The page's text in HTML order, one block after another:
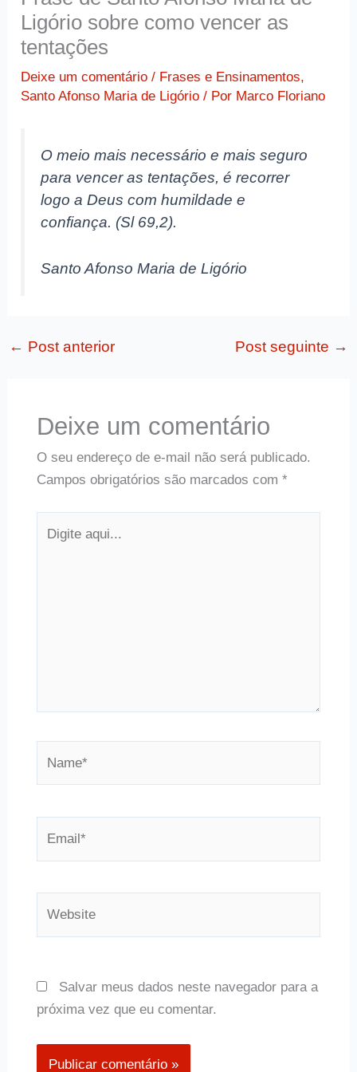
Ligório sobre como vencer as
tentações
Deixe um comentário / Frases e Ensinamentos,
Santo Afonso Maria de Ligório / Por Marco Floriano
O meio mais necessário e mais seguro
para vencer as tentações, é recorrer
logo a Deus com humildade e
confiança. (Sl 69,2).
Santo Afonso Maria de Ligório
← Post anterior Post seguinte →
Deixe um comentário
O seu endereço de e-mail não será publicado.
Campos obrigatórios são marcados com *
aqui...
Salvar meus dados neste navegador para a
próxima vez que eu comentar.